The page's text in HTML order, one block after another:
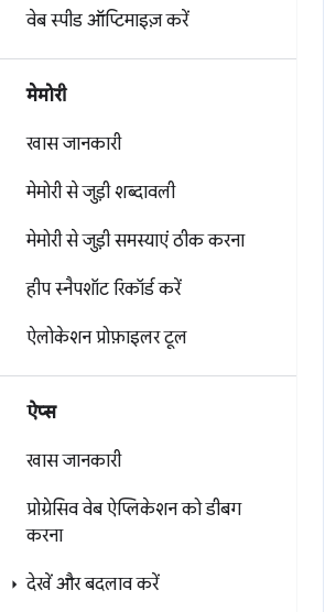
वेब स्पीड ऑप्टिमाइज़ करें
मेमोरी
खास जानकारी
मेमोरी से जुड़ी शब्दावली
मेमोरी से जुड़ी समस्याएं ठीक करना
हीप स्नैपशॉट रिकॉर्ड करें
ऐलोकेशन प्रोफ़ाइलर टूल
ऐप्स
खास जानकारी
प्रोग्रेसिव वेब ऐप्लिकेशन को डीबग
करना
देखें और बदलाव करें